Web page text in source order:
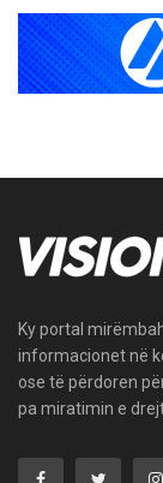
Ky portal
informacionet në
ose të përdoren
pa miratimin e